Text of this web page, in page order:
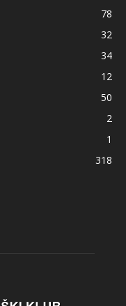
78
32
34
12
50
2
1
318